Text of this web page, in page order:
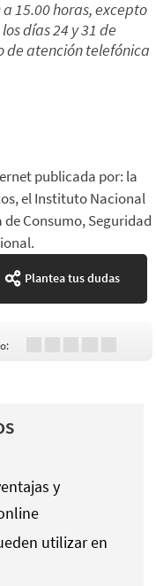
15.00 horas, excepto
días 24 y 31 de
de atención telefónica
publicada por: la
el Instituto Nacional
Consumo, Seguridad
Plantea tus dudas
y
utilizar en